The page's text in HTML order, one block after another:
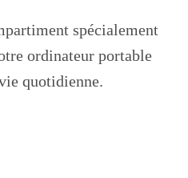
spécialement
ordinateur portable
quotidienne.